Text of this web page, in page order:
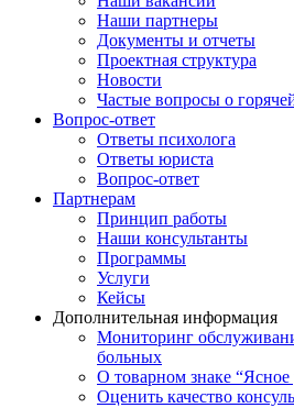
Наши партнеры
Документы и отчеты
Проектная структура
Новости
Частые вопросы о
Вопрос-ответ
Ответы психолога
Ответы юриста
Вопрос-ответ
Партнерам
Принцип работы
Наши консультанты
Программы
Услуги
Кейсы
Дополнительная информация
Мониторинг
больных
О товарном знаке “Ясное
Оценить качество